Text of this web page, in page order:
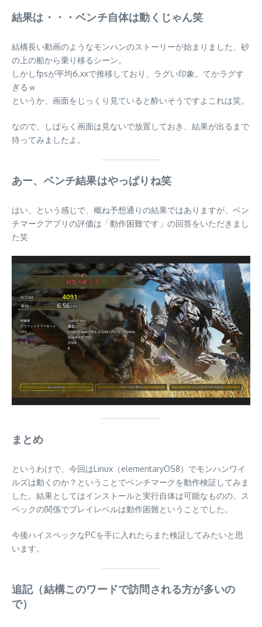
結果は・・・ベンチ自体は動くじゃん笑
結構長い動画のようなモンハンのストーリーが始まりました、砂
の上の船から乗り移るシーン。
しかしfpsが平均6.xxで推移しており、ラグい印象。てかラグす
ぎるｗ
というか、画面をじっくり見ていると酔いそうですよこれは笑。
なので、しばらく画面は見ないで放置しておき、結果が出るまで
待ってみましたよ。
あー、ベンチ結果はやっぱりね笑
はい、という感じで、概ね予想通りの結果ではありますが、ベン
チマークアプリの評価は「動作困難です」の回答をいただきまし
た笑
まとめ
というわけで、今回はLinux（elementaryOS8）でモンハンワイ
ルズは動くのか？ということでベンチマークを動作検証してみま
した。結果としてはインストールと実行自体は可能なものの、ス
ペックの関係でプレイレベルは動作困難ということでした。
今後ハイスペックなPCを手に入れたらまた検証してみたいと思
います。
追記（結構このワードで訪問される方が多いの
で）